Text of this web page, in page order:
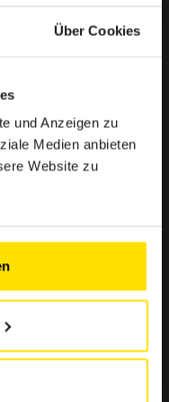
Über Cookies
und Anzeigen zu
Medien anbieten
Website zu
schnell und
in Luxemburg, die